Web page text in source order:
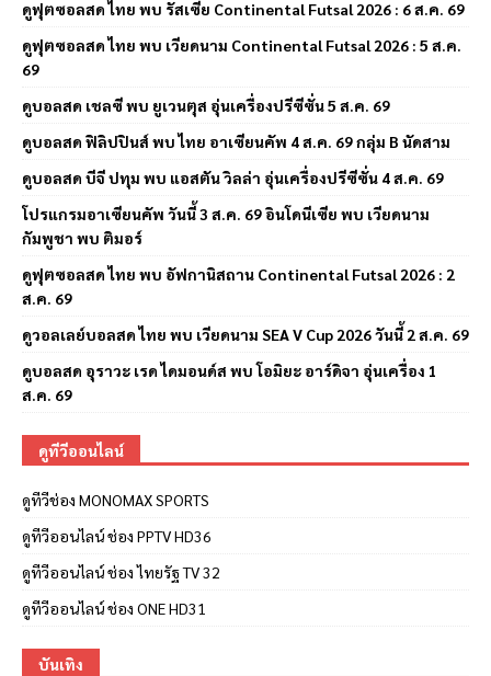
ดูฟุตซอลสด ไทย พบ รัสเซีย Continental Futsal 2026 : 6 ส.ค. 69
ดูฟุตซอลสด ไทย พบ เวียดนาม Continental Futsal 2026 : 5 ส.ค.
69
ดูบอลสด เชลซี พบ ยูเวนตุส อุ่นเครื่องปรีซีซั่น 5 ส.ค. 69
ดูบอลสด ฟิลิปปินส์ พบ ไทย อาเซียนคัพ 4 ส.ค. 69 กลุ่ม B นัดสาม
ดูบอลสด บีจี ปทุม พบ แอสตัน วิลล่า อุ่นเครื่องปรีซีซั่น 4 ส.ค. 69
โปรแกรมอาเซียนคัพ วันนี้ 3 ส.ค. 69 อินโดนีเซีย พบ เวียดนาม
กัมพูชา พบ ติมอร์
ดูฟุตซอลสด ไทย พบ อัฟกานิสถาน Continental Futsal 2026 : 2
ส.ค. 69
ดูวอลเลย์บอลสด ไทย พบ เวียดนาม SEA V Cup 2026 วันนี้ 2 ส.ค. 69
ดูบอลสด อุราวะ เรด ไดมอนด์ส พบ โอมิยะ อาร์ดิจา อุ่นเครื่อง 1
ส.ค. 69
ดูทีวีออนไลน์
ดูทีวีช่อง MONOMAX SPORTS
ดูทีวีออนไลน์ ช่อง PPTV HD36
ดูทีวีออนไลน์ ช่อง ไทยรัฐ TV 32
ดูทีวีออนไลน์ ช่อง ONE HD31
บันเทิง